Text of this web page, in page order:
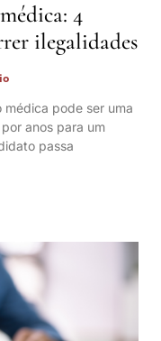
4
ilegalidades
médica pode ser uma
anos para um
passa